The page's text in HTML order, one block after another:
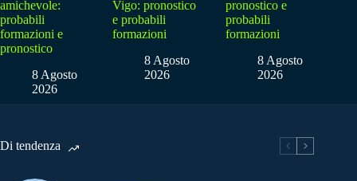
amichevole:
probabili
formazioni e
pronostico
8 Agosto
2026
Vigo: pronostico
e probabili
formazioni
8 Agosto
2026
pronostico e
probabili
formazioni
8 Agosto
2026
Di tendenza